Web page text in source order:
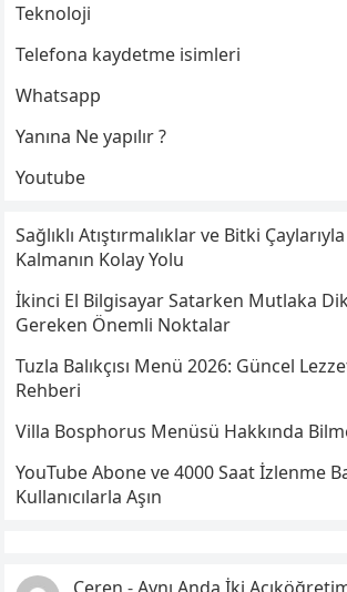
Teknoloji
Telefona kaydetme isimleri
Whatsapp
Yanına Ne yapılır ?
Youtube
Sağlıklı Atıştırmalıklar ve Bitki
Kalmanın Kolay Yolu
İkinci El Bilgisayar Satarken Mutlaka
Gereken Önemli Noktalar
Tuzla Balıkçısı Menü 2026: Güncel
Rehberi
Villa Bosphorus Menüsü Hakkında
YouTube Abone ve 4000 Saat İzlenme
Kullanıcılarla Aşın